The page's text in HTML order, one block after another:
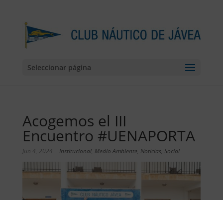
Seleccionar página
Acogemos el III
Encuentro #UENAPORTA
Jun 4, 2024 | Institucional, Medio Ambiente Noticias, Social